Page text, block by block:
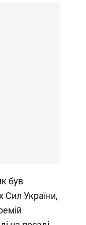
був
Сил України,